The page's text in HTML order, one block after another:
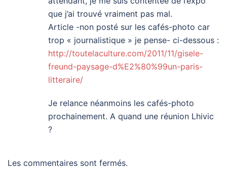
que j’ai trouvé vraiment pas mal.
Article -non posté sur les cafés-photo car
trop « journalistique » je pense- ci-dessous :
http://toutelaculture.com/2011/11/gisele-
freund-paysage-d%E2%80%99un-paris-
litteraire/
Je relance néanmoins les cafés-photo
prochainement. A quand une réunion Lhivic
?
Les commentaires sont fermés.